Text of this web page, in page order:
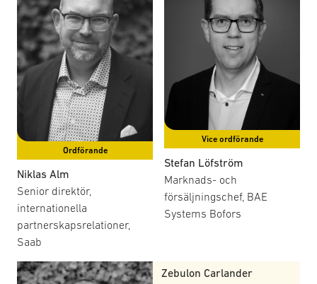
utrikes- och EU-politiken, bevaka försvarsmarknadsfrågor
inom EU och Nato, inklusive arbetet i ASD, samt följa
utvecklingen på utländska marknader av intresse för den
svenska försvarsbranschen. Arbetet sker inom ramen för
fokusgrupp med handlingsplaner, mötesagendor och
protokoll.
Ordförande
Niklas Alm
Senior direktör,
internationella
partnerskapsrelationer,
Saab
Vice ordförande
Stefan Löfström
Marknads- och
försäljningschef, BAE
Systems Bofors
Zebulon Carlander